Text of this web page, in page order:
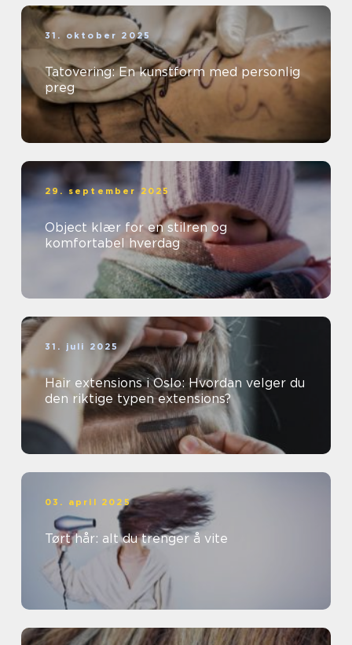
31. oktober 2025
Tatovering: En kunstform med personlig
preg
29. september 2025
Object klær for en stilren og
komfortabel hverdag
31. juli 2025
Hair extensions i Oslo: Hvordan velger du
den riktige typen extensions?
03. april 2025
Tørt hår: alt du trenger å vite